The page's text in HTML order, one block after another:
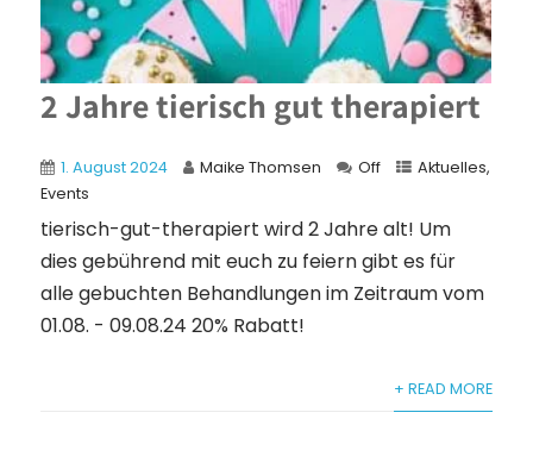
2 Jahre tierisch gut therapiert
1. August 2024 Maike Thomsen Off Aktuelles,
Events
tierisch-gut-therapiert wird 2 Jahre alt! Um
dies gebührend mit euch zu feiern gibt es für
alle gebuchten Behandlungen im Zeitraum vom
01.08. - 09.08.24 20% Rabatt!
+ READ MORE